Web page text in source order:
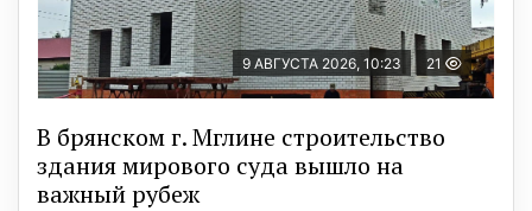
9 АВГУСТА 2026, 10:23 21
В брянском г. Мглине строительство
здания мирового суда вышло на
важный рубеж